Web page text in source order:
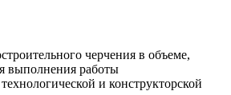
черчения в объеме,
выполнения работы
и конструкторской